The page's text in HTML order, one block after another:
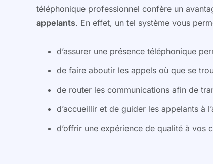
téléphonique professionnel confère un
appelants. En effet, un tel système vous
d’assurer une présence téléphonique
de faire aboutir les appels où que se
de router les communications afin de
d’accueillir et de guider les appelants à
d’offrir une expérience de qualité à vos